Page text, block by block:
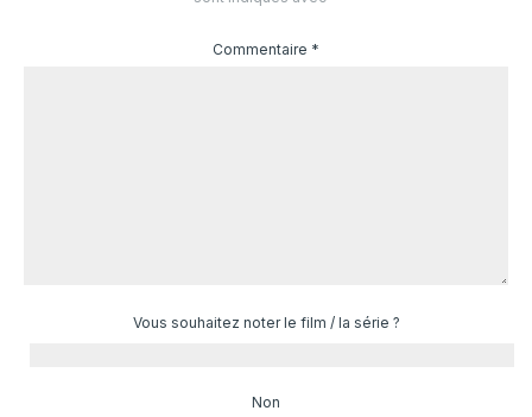
Commentaire *
Vous souhaitez noter le film / la série ?
Non